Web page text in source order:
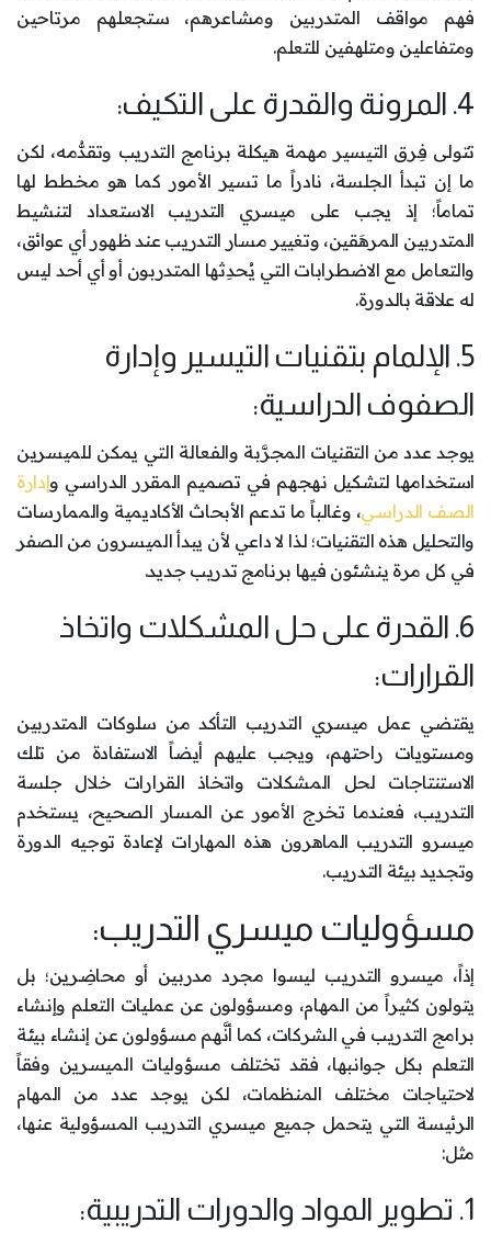
فهم مواقف المتدربين ومشاعرهم، ستجعلهم مرتاحين
ومتفاعلين ومتلهفين للتعلم.
4. المرونة والقدرة على التكيف:
تتولى فِرق التيسير مهمة هيكلة برنامج التدريب وتقدُّمه، لكن
ما إن تبدأ الجلسة، نادراً ما تسير الأمور كما هو مخطط لها
تماماً؛ إذ يجب على ميسري التدريب الاستعداد لتنشيط
المتدربين المرهَقين، وتغيير مسار التدريب عند ظهور أي عوائق،
والتعامل مع الاضطرابات التي يُحدِثها المتدربون أو أي أحد ليس
له علاقة بالدورة.
5. الإلمام بتقنيات التيسير وإدارة
الصفوف الدراسية:
يوجد عدد من التقنيات المجرَّبة والفعالة التي يمكن للميسرين
استخدامها لتشكيل نهجهم في تصميم المقرر الدراسي وإدارة
الصف الدراسي، وغالباً ما تدعم الأبحاث الأكاديمية والممارسات
والتحليل هذه التقنيات؛ لذا لا داعي لأن يبدأ الميسرون من الصفر
في كل مرة ينشئون فيها برنامج تدريب جديد.
6. القدرة على حل المشكلات واتخاذ
القرارات:
يقتضي عمل ميسري التدريب التأكد من سلوكات المتدربين
ومستويات راحتهم، ويجب عليهم أيضاً الاستفادة من تلك
الاستنتاجات لحل المشكلات واتخاذ القرارات خلال جلسة
التدريب، فعندما تخرج الأمور عن المسار الصحيح، يستخدم
ميسرو التدريب الماهرون هذه المهارات لإعادة توجيه الدورة
وتجديد بيئة التدريب.
مسؤوليات ميسري التدريب:
إذاً، ميسرو التدريب ليسوا مجرد مدربين أو محاضِرين؛ بل
يتولون كثيراً من المهام، ومسؤولون عن عمليات التعلم وإنشاء
برامج التدريب في الشركات، كما أنَّهم مسؤولون عن إنشاء بيئة
التعلم بكل جوانبها، فقد تختلف مسؤوليات الميسرين وفقاً
لاحتياجات مختلف المنظمات، لكن يوجد عدد من المهام
الرئيسة التي يتحمل جميع ميسري التدريب المسؤولية عنها،
مثل:
1. تطوير المواد والدورات التدريبية: